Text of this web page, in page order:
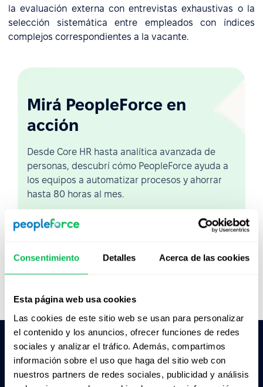
Consentimiento Detalles Acerca de las cookies
Esta página web usa cookies
Las cookies de este sitio web se usan para personalizar
el contenido y los anuncios, ofrecer funciones de redes
sociales y analizar el tráfico. Además, compartimos
información sobre el uso que haga del sitio web con
nuestros partners de redes sociales, publicidad y análisis
la evaluación externa con entrevistas exhaustivas o la
selección sistemática entre empleados con índices
complejos correspondientes a la vacante.
Mirá PeopleForce en
acción
Desde Core HR hasta analítica avanzada de
personas, descubrí cómo PeopleForce ayuda a
los equipos a automatizar procesos y ahorrar
hasta 80 horas al mes.
Ver video
Pedile a la IA un resumen de PeopleForce:
ChatGPT
Claude Perplexity